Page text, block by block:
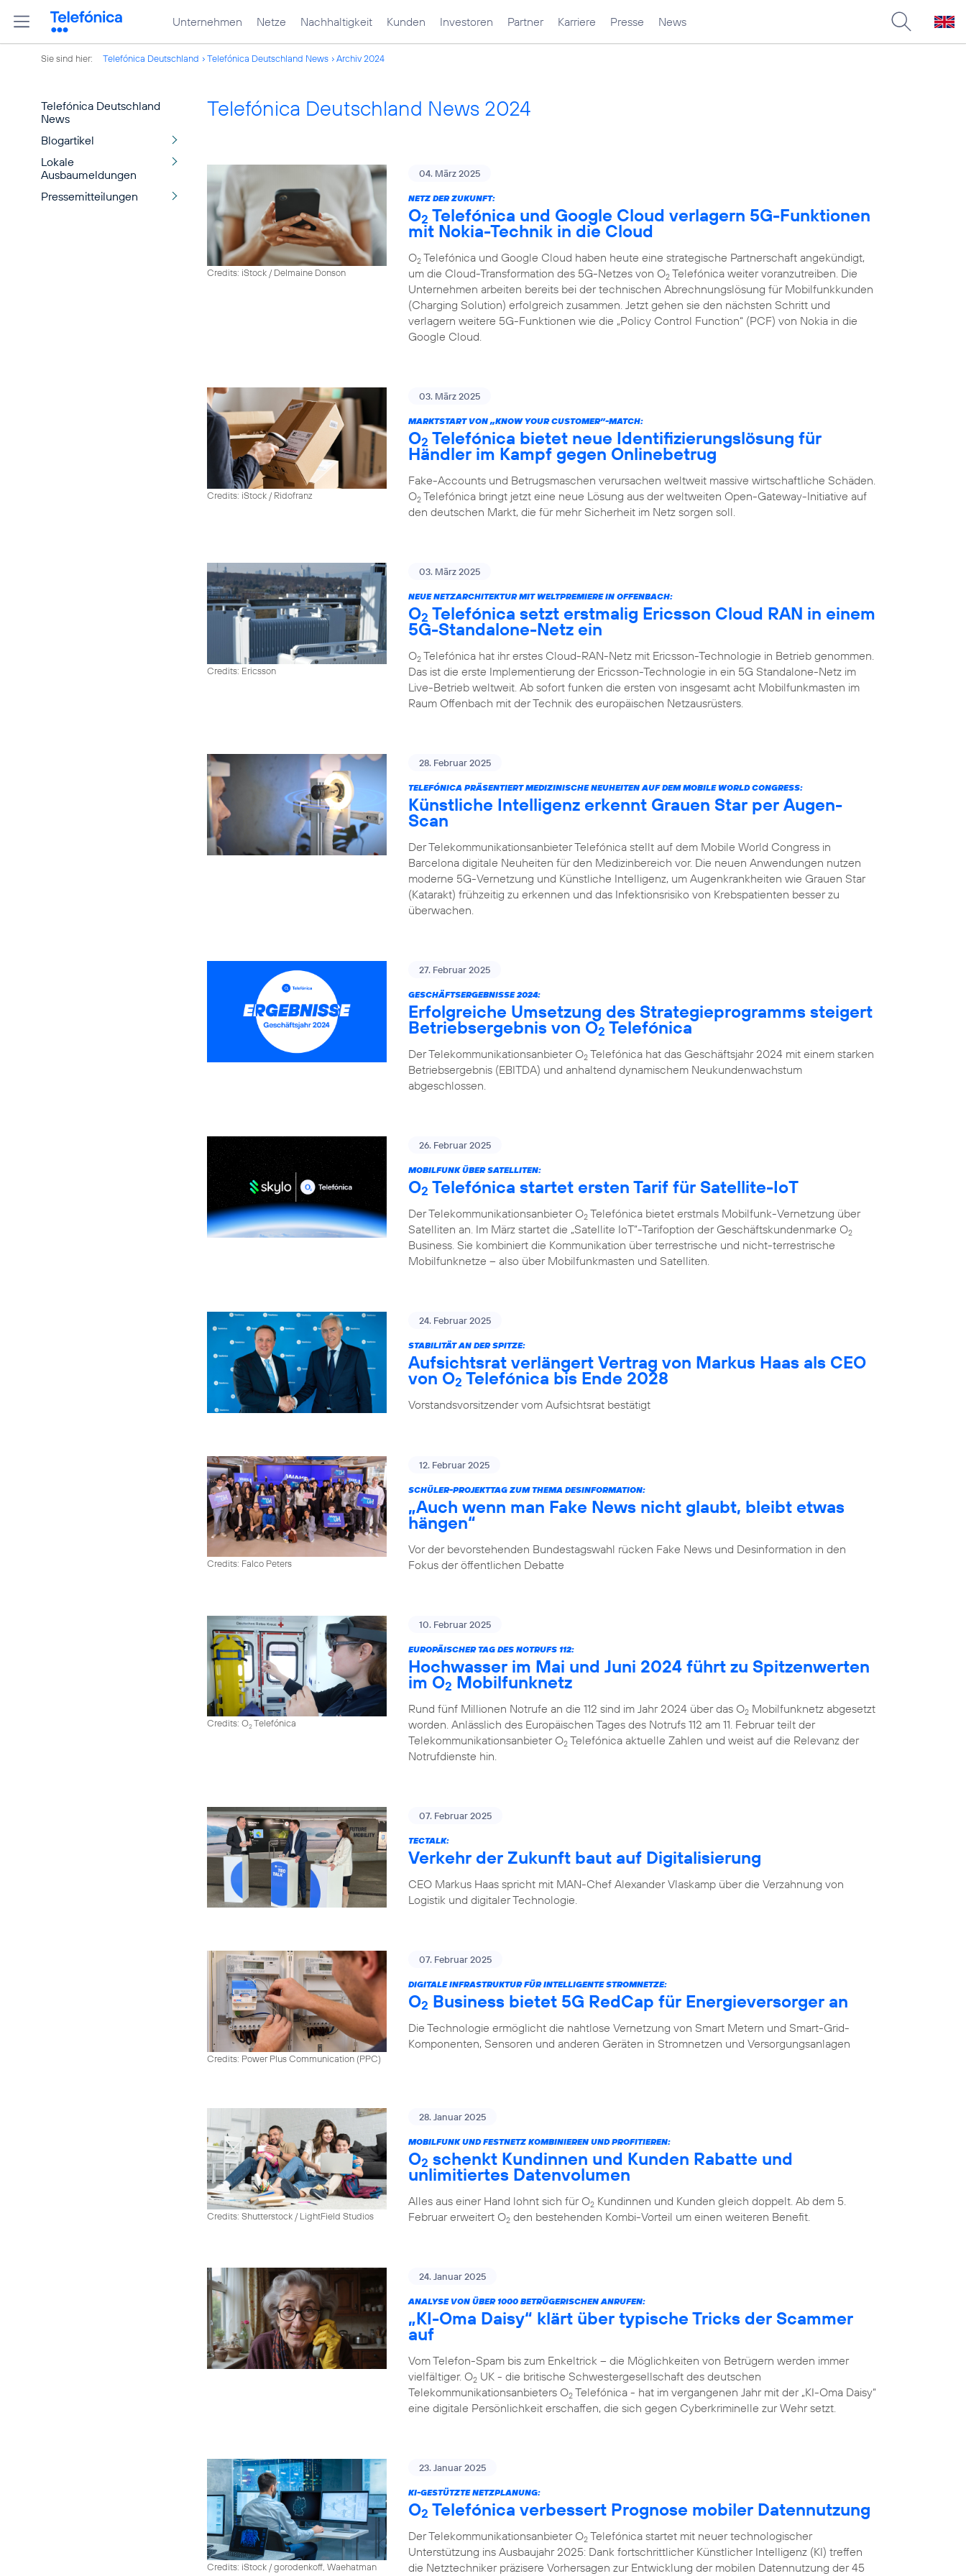
Unternehmen Netze Nachhaltigkeit Kunden Investoren Partner Karriere Presse News
Sie sind hier: Telefónica Deutschland Telefónica Deutschland News Archiv 2024
Telefónica Deutschland
News
Blogartikel
Lokale
Ausbaumeldungen
Pressemitteilungen
Telefónica Deutschland News 2024
Credits: iStock / Delmaine Donson
04. März 2025
NETZ DER ZUKUNFT:
O2 Telefónica und Google Cloud verlagern 5G-Funktionen
mit Nokia-Technik in die Cloud
O2 Telefónica und Google Cloud haben heute eine strategische Partnerschaft angekündigt,
um die Cloud-Transformation des 5G-Netzes von O2 Telefónica weiter voranzutreiben. Die
Unternehmen arbeiten bereits bei der technischen Abrechnungslösung für Mobilfunkkunden
(Charging Solution) erfolgreich zusammen. Jetzt gehen sie den nächsten Schritt und
verlagern weitere 5G-Funktionen wie die „Policy Control Function“ (PCF) von Nokia in die
Google Cloud.
Credits: iStock / Ridofranz
03. März 2025
MARKTSTART VON „KNOW YOUR CUSTOMER”-MATCH:
O2 Telefónica bietet neue Identifizierungslösung für
Händler im Kampf gegen Onlinebetrug
Fake-Accounts und Betrugsmaschen verursachen weltweit massive wirtschaftliche Schäden.
O2 Telefónica bringt jetzt eine neue Lösung aus der weltweiten Open-Gateway-Initiative auf
den deutschen Markt, die für mehr Sicherheit im Netz sorgen soll.
Credits: Ericsson
03. März 2025
NEUE NETZARCHITEKTUR MIT WELTPREMIERE IN OFFENBACH:
O2 Telefónica setzt erstmalig Ericsson Cloud RAN in einem
5G-Standalone-Netz ein
O2 Telefónica hat ihr erstes Cloud-RAN-Netz mit Ericsson-Technologie in Betrieb genommen.
Das ist die erste Implementierung der Ericsson-Technologie in ein 5G Standalone-Netz im
Live-Betrieb weltweit. Ab sofort funken die ersten von insgesamt acht Mobilfunkmasten im
Raum Offenbach mit der Technik des europäischen Netzausrüsters.
28. Februar 2025
TELEFÓNICA PRÄSENTIERT MEDIZINISCHE NEUHEITEN AUF DEM MOBILE WORLD CONGRESS:
Künstliche Intelligenz erkennt Grauen Star per Augen-
Scan
Der Telekommunikationsanbieter Telefónica stellt auf dem Mobile World Congress in
Barcelona digitale Neuheiten für den Medizinbereich vor. Die neuen Anwendungen nutzen
moderne 5G-Vernetzung und Künstliche Intelligenz, um Augenkrankheiten wie Grauen Star
(Katarakt) frühzeitig zu erkennen und das Infektionsrisiko von Krebspatienten besser zu
überwachen.
27. Februar 2025
GESCHÄFTSERGEBNISSE 2024:
Erfolgreiche Umsetzung des Strategieprogramms steigert
Betriebsergebnis von O2 Telefónica
Der Telekommunikationsanbieter O2 Telefónica hat das Geschäftsjahr 2024 mit einem starken
Betriebsergebnis (EBITDA) und anhaltend dynamischem Neukundenwachstum
abgeschlossen.
26. Februar 2025
MOBILFUNK ÜBER SATELLITEN:
O2 Telefónica startet ersten Tarif für Satellite-IoT
Der Telekommunikationsanbieter O2 Telefónica bietet erstmals Mobilfunk-Vernetzung über
Satelliten an. Im März startet die „Satellite IoT”-Tarifoption der Geschäftskundenmarke O2
Business. Sie kombiniert die Kommunikation über terrestrische und nicht-terrestrische
Mobilfunknetze – also über Mobilfunkmasten und Satelliten.
24. Februar 2025
STABILITÄT AN DER SPITZE:
Aufsichtsrat verlängert Vertrag von Markus Haas als CEO
von O2 Telefónica bis Ende 2028
Vorstandsvorsitzender vom Aufsichtsrat bestätigt
Credits: Falco Peters
12. Februar 2025
SCHÜLER-PROJEKTTAG ZUM THEMA DESINFORMATION:
„Auch wenn man Fake News nicht glaubt, bleibt etwas
hängen“
Vor der bevorstehenden Bundestagswahl rücken Fake News und Desinformation in den
Fokus der öffentlichen Debatte
Credits: O2Telefónica
10. Februar 2025
EUROPÄISCHER TAG DES NOTRUFS 112:
Hochwasser im Mai und Juni 2024 führt zu Spitzenwerten
im O2 Mobilfunknetz
Rund fünf Millionen Notrufe an die 112 sind im Jahr 2024 über das O2 Mobilfunknetz abgesetzt
worden. Anlässlich des Europäischen Tages des Notrufs 112 am 11. Februar teilt der
Telekommunikationsanbieter O2 Telefónica aktuelle Zahlen und weist auf die Relevanz der
Notrufdienste hin.
07. Februar 2025
TECTALK:
Verkehr der Zukunft baut auf Digitalisierung
CEO Markus Haas spricht mit MAN-Chef Alexander Vlaskamp über die Verzahnung von
Logistik und digitaler Technologie.
Credits: Power Plus Communication (PPC)
07. Februar 2025
DIGITALE INFRASTRUKTUR FÜR INTELLIGENTE STROMNETZE:
O2 Business bietet 5G RedCap für Energieversorger an
Die Technologie ermöglicht die nahtlose Vernetzung von Smart Metern und Smart-Grid-
Komponenten, Sensoren und anderen Geräten in Stromnetzen und Versorgungsanlagen
Credits: Shutterstock / LightField Studios
28. Januar 2025
MOBILFUNK UND FESTNETZ KOMBINIEREN UND PROFITIEREN:
O2 schenkt Kundinnen und Kunden Rabatte und
unlimitiertes Datenvolumen
Alles aus einer Hand lohnt sich für O2 Kundinnen und Kunden gleich doppelt. Ab dem 5.
Februar erweitert O2 den bestehenden Kombi-Vorteil um einen weiteren Benefit.
24. Januar 2025
ANALYSE VON ÜBER 1000 BETRÜGERISCHEN ANRUFEN:
„KI-Oma Daisy“ klärt über typische Tricks der Scammer
auf
Vom Telefon-Spam bis zum Enkeltrick – die Möglichkeiten von Betrügern werden immer
vielfältiger. O2 UK - die britische Schwestergesellschaft des deutschen
Telekommunikationsanbieters O2 Telefónica - hat im vergangenen Jahr mit der „KI-Oma Daisy“
eine digitale Persönlichkeit erschaffen, die sich gegen Cyberkriminelle zur Wehr setzt.
Credits: iStock / gorodenkoff, Waehatman
23. Januar 2025
KI-GESTÜTZTE NETZPLANUNG:
O2 Telefónica verbessert Prognose mobiler Datennutzung
Der Telekommunikationsanbieter O2 Telefónica startet mit neuer technologischer
Unterstützung ins Ausbaujahr 2025: Dank fortschrittlicher Künstlicher Intelligenz (KI) treffen
die Netztechniker präzisere Vorhersagen zur Entwicklung der mobilen Datennutzung der 45